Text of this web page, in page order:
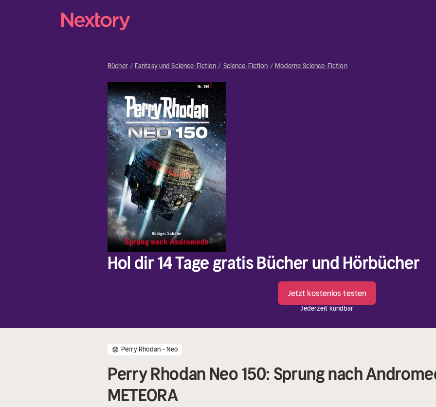
Bücher Fantasy und Science-Fiction Science-Fiction Moderne Science-Fiction
Hol dir 14 Tage gratis Bücher und Hörbücher
Jetzt kostenlos testen
Jederzeit kündbar
Perry Rhodan - Neo
Perry Rhodan Neo 150: Sprung nach
METEORA